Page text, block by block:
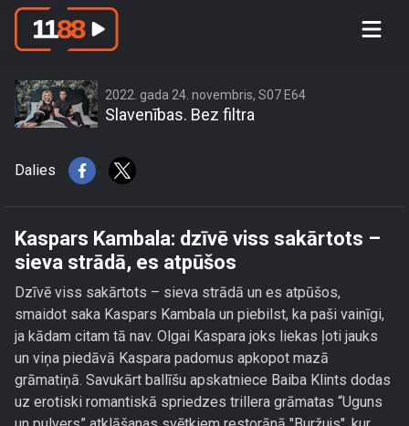
Kaspars Kambala: dzīvē viss
2022. gada 24. novembris, S07 E64
Slavenības. Bez filtra
Dalies
Kaspars Kambala: dzīvē viss sakārtots –
sieva strādā, es atpūšos
Dzīvē viss sakārtots – sieva strādā un es atpūšos,
smaidot saka Kaspars Kambala un piebilst, ka paši vainīgi,
ja kādam citam tā nav. Olgai Kaspara joks liekas ļoti jauks
un viņa piedāvā Kaspara padomus apkopot mazā
grāmatiņā. Savukārt ballīšu apskatniece Baiba Klints dodas
uz erotiski romantiskā spriedzes trillera grāmatas “Uguns